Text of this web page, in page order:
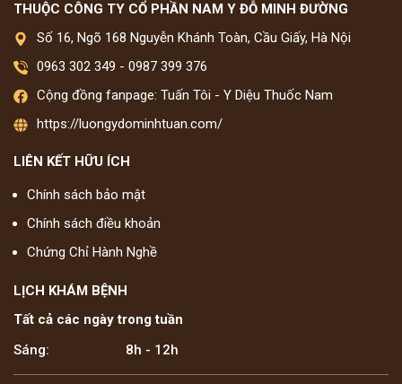
THUỘC CÔNG TY CỔ PHẦN NAM Y ĐỖ MINH ĐƯỜNG
Số 16, Ngõ 168 Nguyễn Khánh Toàn, Cầu Giấy, Hà Nội
0963 302 349 - 0987 399 376
Cộng đồng fanpage: Tuấn Tôi - Y Diệu Thuốc Nam
https://luongydominhtuan.com/
LIÊN KẾT HỮU ÍCH
Chính sách bảo mật
Chính sách điều khoản
Chứng Chỉ Hành Nghề
LỊCH KHÁM BỆNH
Tất cả các ngày trong tuần
Sáng:
8h - 12h